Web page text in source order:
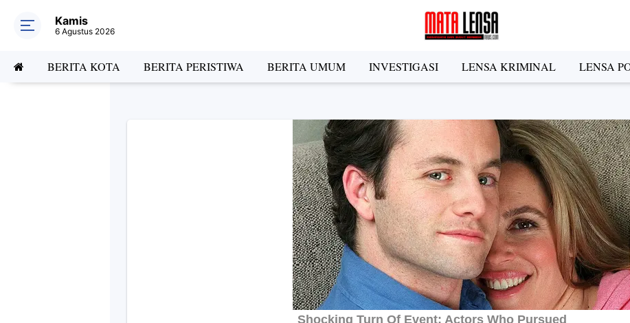
Kamis
6 Agustus 2026
BERITA KOTA BERITA PERISTIWA BERITA UMUM INVESTIGASI LENSA KRIMINAL LENSA